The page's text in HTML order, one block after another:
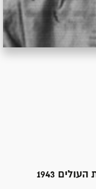
1943